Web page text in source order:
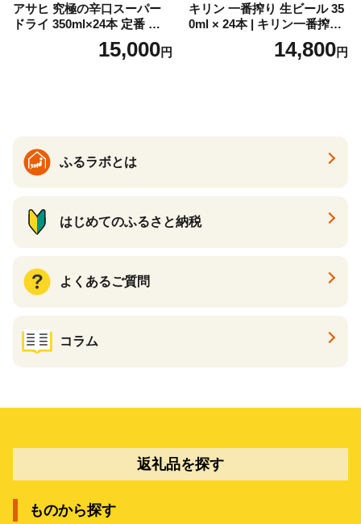
アサヒ 究極の辛口スーパー
ドライ 350ml×24本 定番 ビー
ル 缶ビール 酒 お酒 アルコー
15,000円
キリン 一番搾り 生ビール 35
0ml × 24本 | キリン一番搾り
キリンビール 一番搾り ビー
ル 24缶 きりんいちばんしぼ
14,800円
ふるラボとは
はじめてのふるさと納税
よくあるご質問
コラム
返礼品を探す
ものから探す